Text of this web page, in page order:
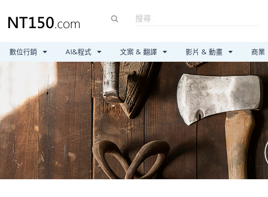
數位行銷 AI&程式 文案 & 翻譯 影片 & 動畫 商業